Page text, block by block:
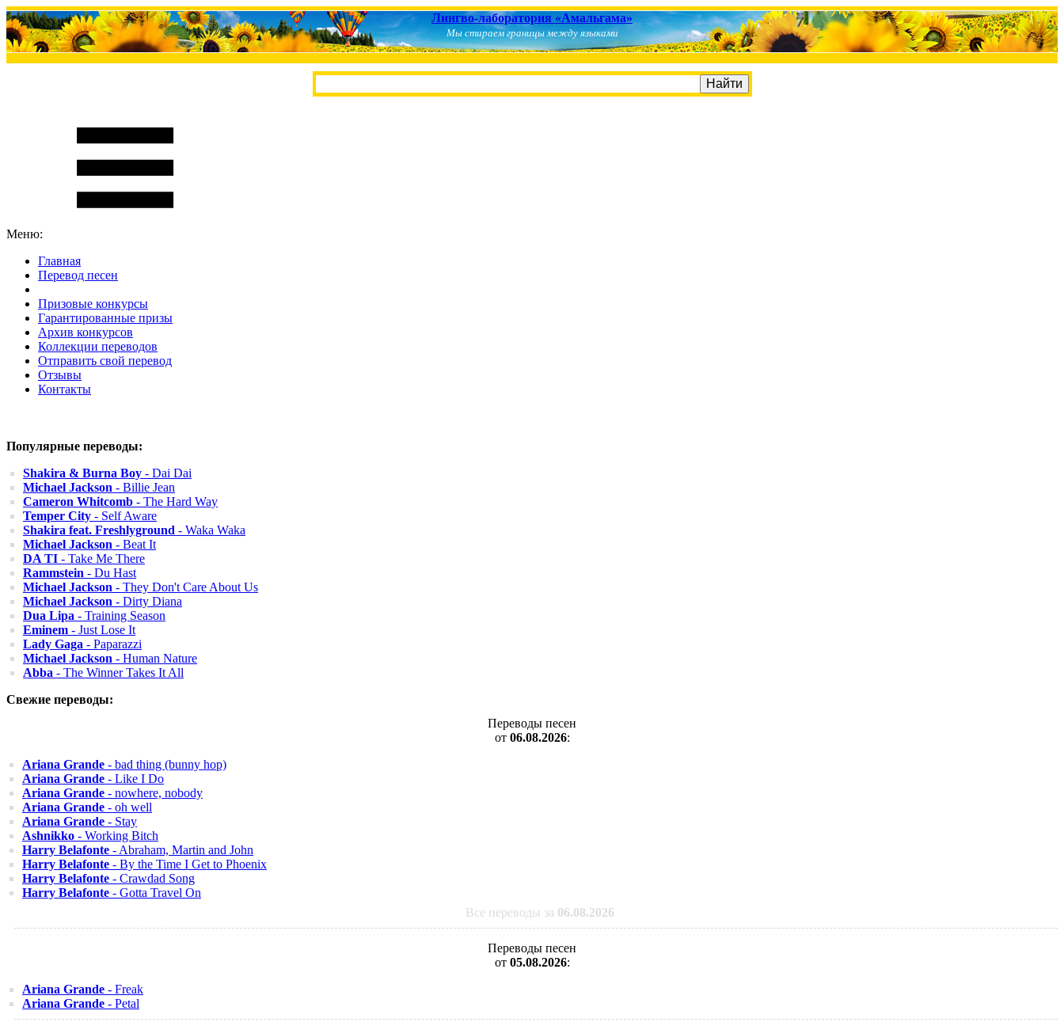
Лингво-лаборатория «Амальгама»
Мы стираем границы между языками
Меню:
Главная
Перевод песен
Призовые конкурсы
Гарантированные призы
Архив конкурсов
Коллекции переводов
Отправить свой перевод
Отзывы
Контакты
Популярные переводы:
Shakira & Burna Boy - Dai Dai
Michael Jackson - Billie Jean
Cameron Whitcomb - The Hard Way
Temper City - Self Aware
Shakira feat. Freshlyground - Waka Waka
Michael Jackson - Beat It
DA TI - Take Me There
Rammstein - Du Hast
Michael Jackson - They Don't Care About Us
Michael Jackson - Dirty Diana
Dua Lipa - Training Season
Eminem - Just Lose It
Lady Gaga - Paparazzi
Michael Jackson - Human Nature
Abba - The Winner Takes It All
Свежие переводы:
Переводы песен
от 06.08.2026:
Ariana Grande - bad thing (bunny hop)
Ariana Grande - Like I Do
Ariana Grande - nowhere, nobody
Ariana Grande - oh well
Ariana Grande - Stay
Ashnikko - Working Bitch
Harry Belafonte - Abraham, Martin and John
Harry Belafonte - By the Time I Get to Phoenix
Harry Belafonte - Crawdad Song
Harry Belafonte - Gotta Travel On
Все переводы за 06.08.2026
Переводы песен
от 05.08.2026:
Ariana Grande - Freak
Ariana Grande - Petal